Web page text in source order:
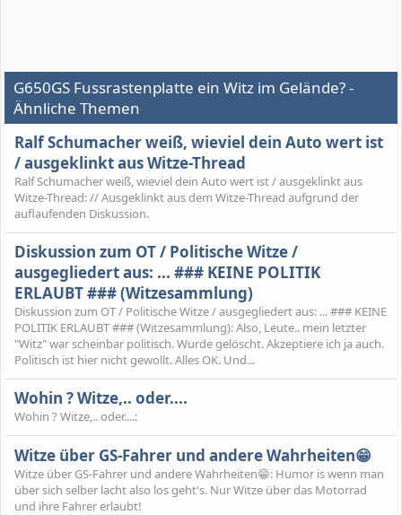
G650GS Fussrastenplatte ein Witz im Gelände? -
Ähnliche Themen
Ralf Schumacher weiß, wieviel dein Auto wert ist
/ ausgeklinkt aus Witze-Thread
Ralf Schumacher weiß, wieviel dein Auto wert ist / ausgeklinkt aus
Witze-Thread: // Ausgeklinkt aus dem Witze-Thread aufgrund der
auflaufenden Diskussion.
Diskussion zum OT / Politische Witze /
ausgegliedert aus: ... ### KEINE POLITIK
ERLAUBT ### (Witzesammlung)
Diskussion zum OT / Politische Witze / ausgegliedert aus: ... ### KEINE
POLITIK ERLAUBT ### (Witzesammlung): Also, Leute.. mein letzter
"Witz" war scheinbar politisch. Wurde gelöscht. Akzeptiere ich ja auch.
Politisch ist hier nicht gewollt. Alles OK. Und...
Wohin ? Witze,.. oder....
Wohin ? Witze,.. oder....:
Witze über GS-Fahrer und andere Wahrheiten😁
Witze über GS-Fahrer und andere Wahrheiten😁: Humor is wenn man
über sich selber lacht also los geht's. Nur Witze über das Motorrad
und ihre Fahrer erlaubt!